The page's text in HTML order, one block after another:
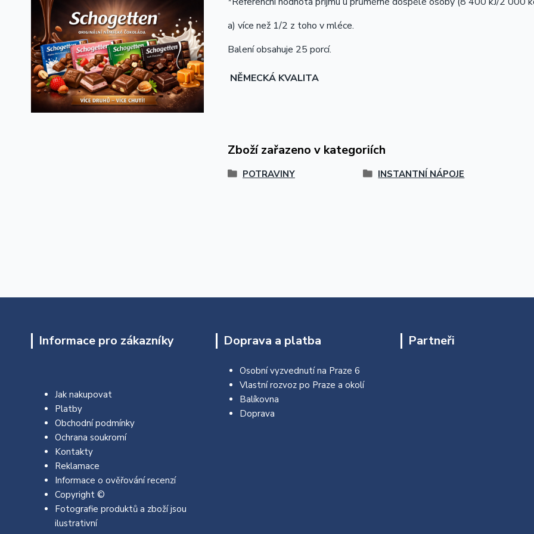
a) více než 1/2 z toho v mléce.
Balení obsahuje 25 porcí.
NĚMECKÁ KVALITA
Zboží zařazeno v kategoriích
POTRAVINY INSTANTNÍ NÁPOJE
Informace pro zákazníky
Jak nakupovat
Platby
Obchodní podmínky
Ochrana soukromí
Kontakty
Reklamace
Informace o ověřování recenzí
Copyright ©
Fotografie produktů a zboží jsou
ilustrativní
Doprava a platba
Osobní vyzvednutí na Praze 6
Vlastní rozvoz po Praze a okolí
Balíkovna
Doprava
Partneři